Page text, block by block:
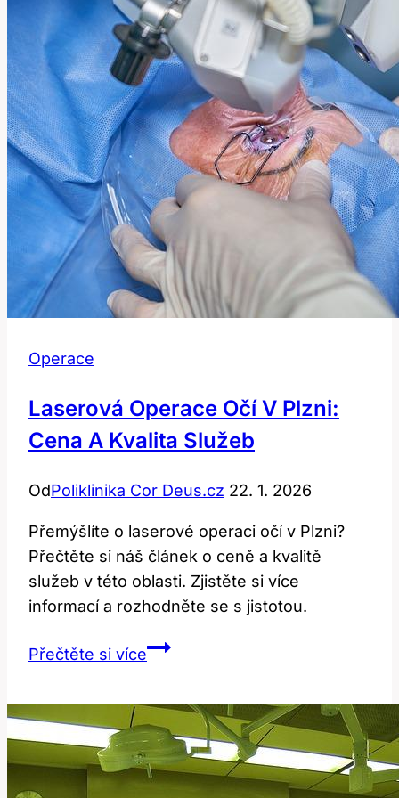
Operace
Laserová Operace Očí V Plzni:
Cena A Kvalita Služeb
OdPoliklinika Cor Deus.cz 22. 1. 2026
Přemýšlíte o laserové operaci očí v Plzni?
Přečtěte si náš článek o ceně a kvalitě
služeb v této oblasti. Zjistěte si více
informací a rozhodněte se s jistotou.
Přečtěte si víceLaserová
v
Plzni:
Cena